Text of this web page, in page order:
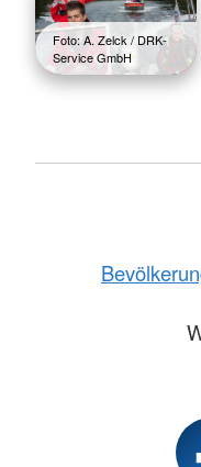
Foto: A. Zelck / DRK-
Service GmbH